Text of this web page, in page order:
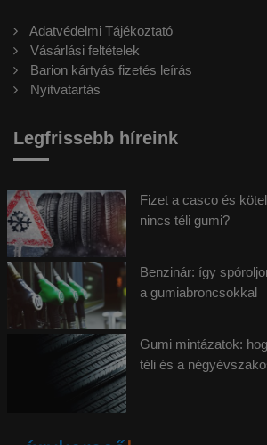
Adatvédelmi Tájékoztató
Vásárlási feltételek
Barion kártyás fizetés leírás
Nyitvatartás
Legfrissebb híreink
Fizet a casco és
nincs téli gumi?
Benzinár: így
a gumiabroncsokkal
Gumi mintázatok:
téli és a